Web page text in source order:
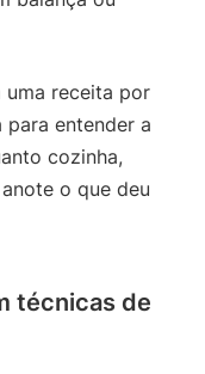
uma receita por
para entender a
cozinha,
o que deu
técnicas de